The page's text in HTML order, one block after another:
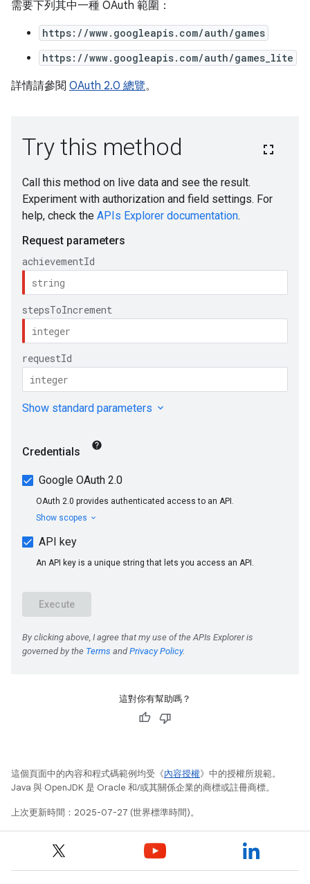
需要下列其中一種 OAuth 範圍：
https://www.googleapis.com/auth/games
https://www.googleapis.com/auth/games_lite
詳情請參閱 OAuth 2.0 總覽。
這對你有幫助嗎？
這個頁面中的內容和程式碼範例均受《內容授權》中的授權所規範。
Java 與 OpenJDK 是 Oracle 和/或其關係企業的商標或註冊商標。
上次更新時間：2025-07-27 (世界標準時間)。